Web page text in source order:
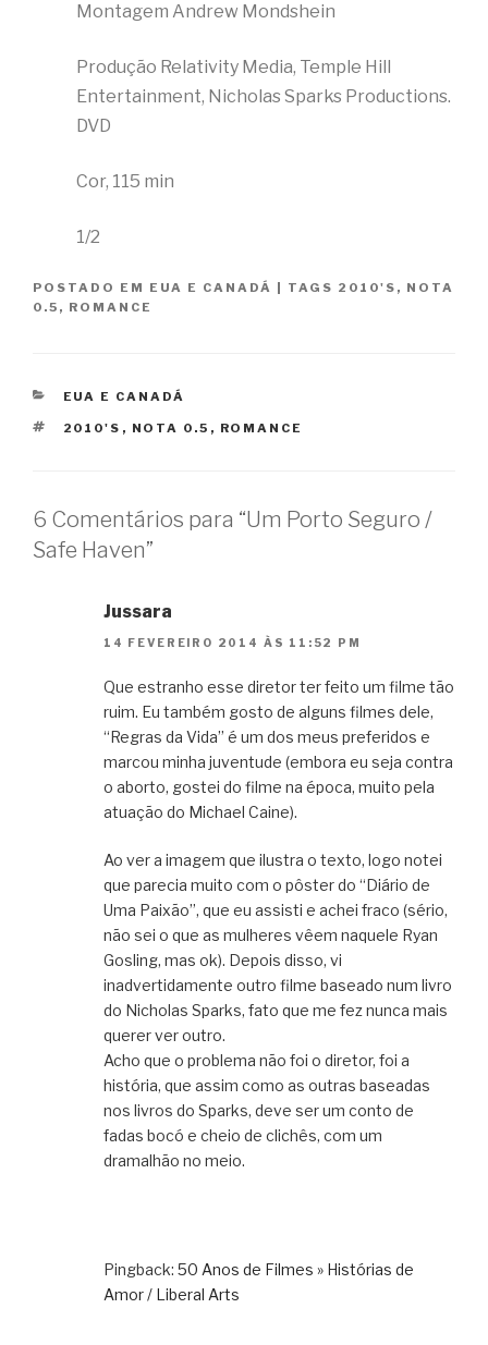
Montagem Andrew Mondshein
Produção Relativity Media, Temple Hill
Entertainment, Nicholas Sparks Productions.
DVD
Cor, 115 min
1/2
POSTADO EM EUA E CANADÁ TAGS 2010'S , NOTA
0.5 , ROMANCE
CATEGORIAS
EUA E CANADÁ
TAGS
2010'S , NOTA 0.5 , ROMANCE
6 Comentários para “Um Porto Seguro /
Safe Haven”
Jussara
14 FEVEREIRO 2014 ÀS 11:52 PM
Que estranho esse diretor ter feito um filme tão
ruim. Eu também gosto de alguns filmes dele,
“Regras da Vida” é um dos meus preferidos e
marcou minha juventude (embora eu seja contra
o aborto, gostei do filme na época, muito pela
atuação do Michael Caine).
Ao ver a imagem que ilustra o texto, logo notei
que parecia muito com o pôster do “Diário de
Uma Paixão”, que eu assisti e achei fraco (sério,
não sei o que as mulheres vêem naquele Ryan
Gosling, mas ok). Depois disso, vi
inadvertidamente outro filme baseado num livro
do Nicholas Sparks, fato que me fez nunca mais
querer ver outro.
Acho que o problema não foi o diretor, foi a
história, que assim como as outras baseadas
nos livros do Sparks, deve ser um conto de
fadas bocó e cheio de clichês, com um
dramalhão no meio.
Pingback: 50 Anos de Filmes » Histórias de
Amor / Liberal Arts